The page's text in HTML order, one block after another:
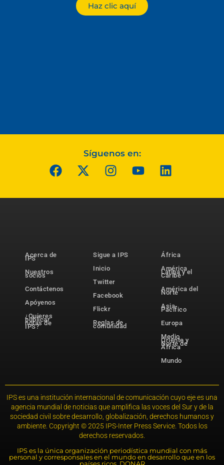
Haz clic aquí
Síguenos en:
Acerca de
IPS
Nuestros
socios
Contáctenos
Apóyenos
¿Quieres
publicar
notas de
IPS?
Sigue a IPS
Inicio
Twitter
Facebook
Flickr
Reglas de
comunidad
África
América
Latina y el
Caribe
América del
Norte
Asia-
Pacífico
Europa
Medio
Oriente y
Norte de
África
Mundo
IPS es una institución internacional de comunicación cuyo eje es una
agencia mundial de noticias que amplifica las voces del Sur y de la
sociedad civil sobre desarrollo, globalización, derechos humanos y
ambiente. Copyright © 2025 IPS-Inter Press Service. Todos los
derechos reservados.
IPS es la única organización periodística mundial con más
personal y corresponsales en el mundo en desarrollo que en los